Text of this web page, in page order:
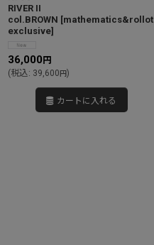
RIVER II
col.BROWN [mathematics&rollot
exclusive]
36,000 円
(税込: 39,600円)
カートに入れる